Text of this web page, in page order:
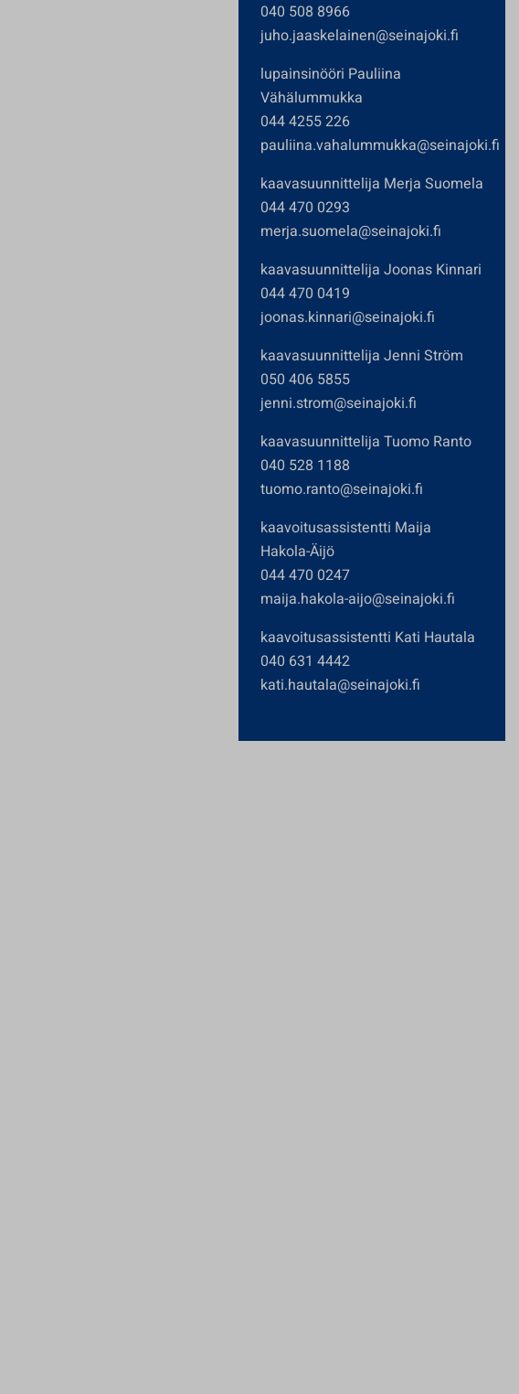
040 508 8966
juho.jaaskelainen@seinajoki.fi
lupainsinööri Pauliina
Vähälummukka
044 4255 226
pauliina.vahalummukka@seinajoki.fi
kaavasuunnittelija Merja Suomela
044 470 0293
merja.suomela@seinajoki.fi
kaavasuunnittelija Joonas Kinnari
044 470 0419
joonas.kinnari@seinajoki.fi
kaavasuunnittelija Jenni Ström
050 406 5855
jenni.strom@seinajoki.fi
kaavasuunnittelija Tuomo Ranto
040 528 1188
tuomo.ranto@seinajoki.fi
kaavoitusassistentti Maija
Hakola-Äijö
044 470 0247
maija.hakola-aijo@seinajoki.fi
kaavoitusassistentti Kati Hautala
040 631 4442
kati.hautala@seinajoki.fi